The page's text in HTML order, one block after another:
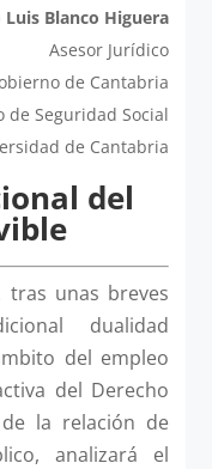
Blanco Higuera
Asesor Jurídico
de Cantabria
de Seguridad Social
de Cantabria
del
tras unas breves
dualidad
del empleo
del Derecho
la relación de
analizará el